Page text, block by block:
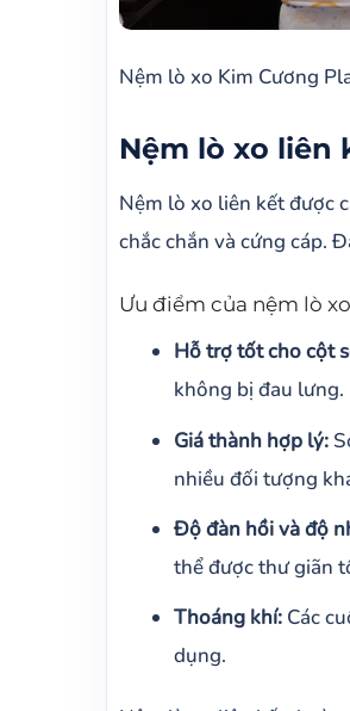
Nệm lò xo Kim Cương
Nệm lò xo liên
Nệm lò xo liên kết được
chắc chắn và cứng cáp.
Ưu điểm của nệm lò
Hỗ trợ tốt cho cột
không bị đau lưng.
Giá thành hợp lý:
nhiều đối tượng
Độ đàn hồi và độ
thể được thư giãn
Thoáng khí: Các
dụng.